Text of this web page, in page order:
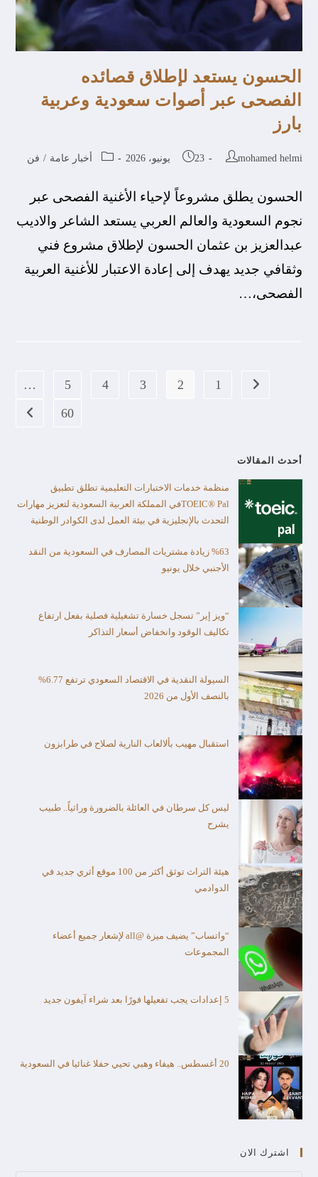
الحسون يستعد لإطلاق قصائده
الفصحى عبر أصوات سعودية وعربية
بارز
mohamed helmi 23 يونيو، 2026 أخبار عامة / فن
الحسون يطلق مشروعاً لإحياء الأغنية الفصحى عبر
نجوم السعودية والعالم العربي يستعد الشاعر والاديب
عبدالعزيز بن عثمان الحسون لإطلاق مشروع فني
وثقافي جديد يهدف إلى إعادة الاعتبار للأغنية العربية
الفصحى،…
1
2
3
4
5
…
60
أحدث المقالات
منظمة خدمات الاختبارات التعليمية تطلق تطبيق
TOEIC® Palفي المملكة العربية السعودية لتعزيز مهارات
التحدث بالإنجليزية في بيئة العمل لدى الكوادر الوطنية
%63 زيادة مشتريات المصارف في السعودية من النقد
الأجنبي خلال يونيو
“ويز إير” تسجل خسارة تشغيلية فصلية بفعل ارتفاع
تكاليف الوقود وانخفاض أسعار التذاكر
السيولة النقدية في الاقتصاد السعودي ترتفع 6.77%
بالنصف الأول من 2026
استقبال مهيب بألالعاب النارية لصلاح في طرابزون
ليس كل سرطان في العائلة بالضرورة وراثياً.. طبيب
يشرح
هيئة التراث توثق أكثر من 100 موقع أثري جديد في
الدوادمي
“واتساب” يضيف ميزة @all لإشعار جميع أعضاء
المجموعات
5 إعدادات يجب تفعيلها فورًا بعد شراء آيفون جديد
20 أغسطس.. هيفاء وهبي تحيي حفلا غنائيا في السعودية
اشترك الان